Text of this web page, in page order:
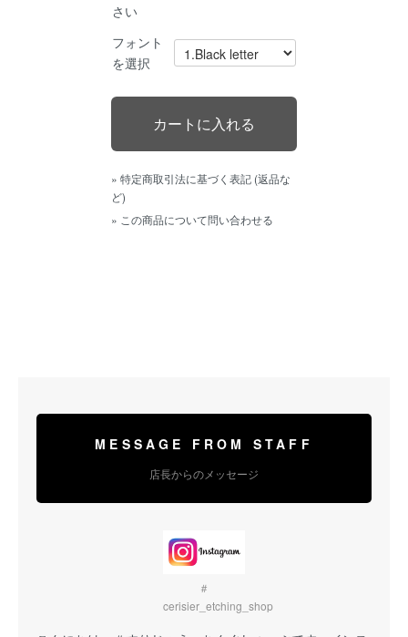
さい
フォント
を選択
» 特定商取引法に基づく表記 (返品な
ど)
» この商品について問い合わせる
MESSAGE FROM STAFF
店長からのメッセージ
＃
cerisier_etching_shop